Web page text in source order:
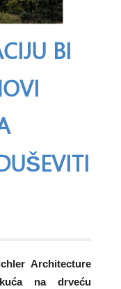
BI
Architecture
na drveću